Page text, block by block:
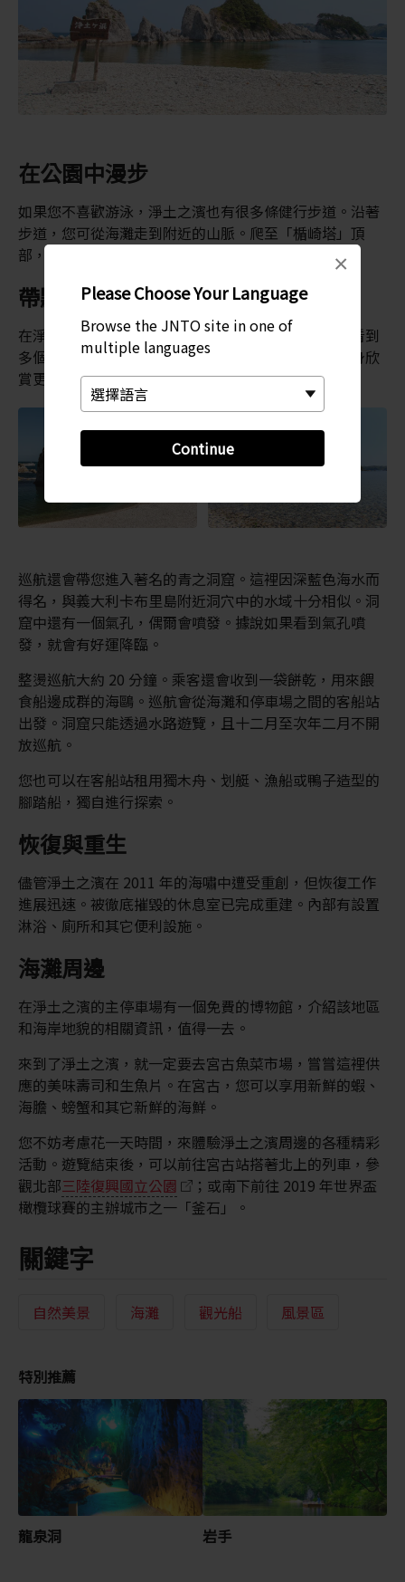
Please Choose Your Language
Browse the JNTO site in one of
multiple languages
Continue
×
在公園中漫步
如果您不喜歡游泳，淨土之濱也有很多條健行步道。沿著
步道，您可從海灘走到附近的山脈。爬至「楯崎塔」頂
部，還能欣賞周圍海灣的曼妙美景。
帶點卡布里島的韻味
在淨土之濱不遠處，有幾座岩島。儘管從陸地上可以看到
多個島嶼，但通過青之洞窟巡航，可以更近距離地親身欣
賞更獨特的岩層。
巡航還會帶您進入著名的青之洞窟。這裡因深藍色海水而
得名，與義大利卡布里島附近洞穴中的水域十分相似。洞
窟中還有一個氣孔，偶爾會噴發。據說如果看到氣孔噴
發，就會有好運降臨。
整燙巡航大約 20 分鐘。乘客還會收到一袋餅乾，用來餵
食船邊成群的海鷗。巡航會從海灘和停車場之間的客船站
出發。洞窟只能透過水路遊覽，且十二月至次年二月不開
放巡航。
您也可以在客船站租用獨木舟、划艇、漁船或鴨子造型的
腳踏船，獨自進行探索。
恢復與重生
儘管淨土之濱在 2011 年的海嘯中遭受重創，但恢復工作
進展迅速。被徹底摧毀的休息室已完成重建。內部有設置
淋浴、廁所和其它便利設施。
海灘周邊
在淨土之濱的主停車場有一個免費的博物館，介紹該地區
和海岸地貌的相關資訊，值得一去。
來到了淨土之濱，就一定要去宮古魚菜市場，嘗嘗這裡供
應的美味壽司和生魚片。在宮古，您可以享用新鮮的蝦、
海膽、螃蟹和其它新鮮的海鮮。
您不妨考慮花一天時間，來體驗淨土之濱周邊的各種精彩
活動。遊覽結束後，可以前往宮古站搭著北上的列車，參
觀北部三陸復興國立公園
；或南下前往 2019 年世界盃
橄欖球賽的主辦城市之一「釜石」。
關鍵字
自然美景 海灘 觀光船 風景區
特別推薦
龍泉洞 岩手